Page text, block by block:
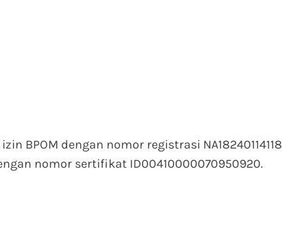
BPOM dengan nomor registrasi NA18240114118
nomor sertifikat ID00410000070950920.